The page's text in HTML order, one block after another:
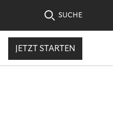
SUCHE
JETZT STARTEN